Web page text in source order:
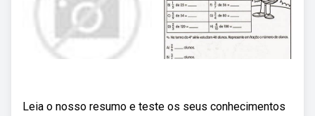
Leia o nosso resumo e teste os seus conhecimentos